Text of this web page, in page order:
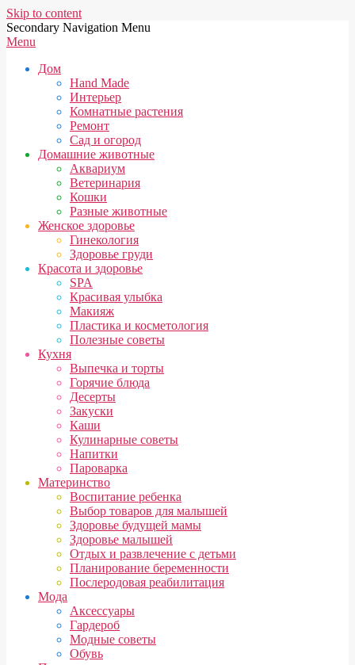
Skip to content
Secondary Navigation Menu
Menu
Дом
Hand Made
Интерьер
Комнатные растения
Ремонт
Сад и огород
Домашние животные
Аквариум
Ветеринария
Кошки
Разные животные
Женское здоровье
Гинекология
Здоровье груди
Красота и здоровье
SPA
Красивая улыбка
Макияж
Пластика и косметология
Полезные советы
Кухня
Выпечка и торты
Горячие блюда
Десерты
Закуски
Каши
Кулинарные советы
Напитки
Пароварка
Материнство
Воспитание ребенка
Выбор товаров для малышей
Здоровье будущей мамы
Здоровье малышей
Отдых и развлечение с детьми
Планирование беременности
Послеродовая реабилитация
Мода
Аксессуары
Гардероб
Модные советы
Обувь